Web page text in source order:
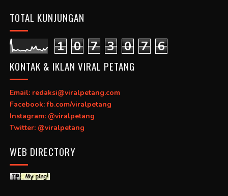
TOTAL KUNJUNGAN
1 0 7 3 0 7 6
KONTAK & IKLAN VIRAL PETANG
Email: redaksi@viralpetang.com
Facebook: fb.com/viralpetang
Instagram: @viralpetang
Twitter: @viralpetang
WEB DIRECTORY